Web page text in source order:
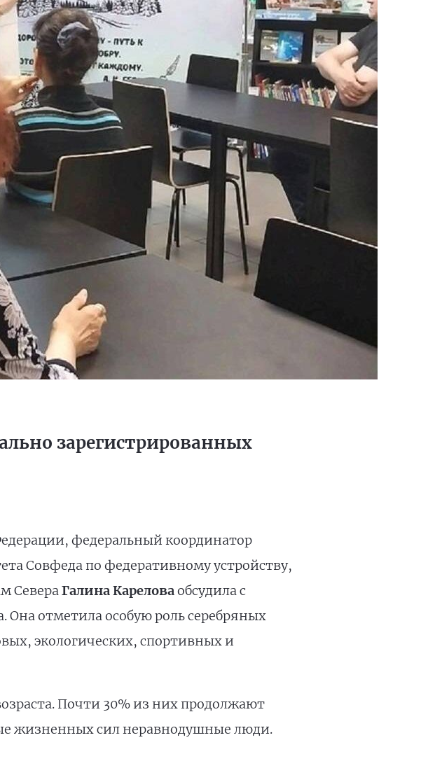
зарегистрированных
федеральный координатор
Совфеда по федеративному устройству,
СевераГалина Кареловаобсудила с
Она отметила особую роль серебряных
экологических, спортивных и
Почти 30% из них продолжают
жизненных сил неравнодушные люди.